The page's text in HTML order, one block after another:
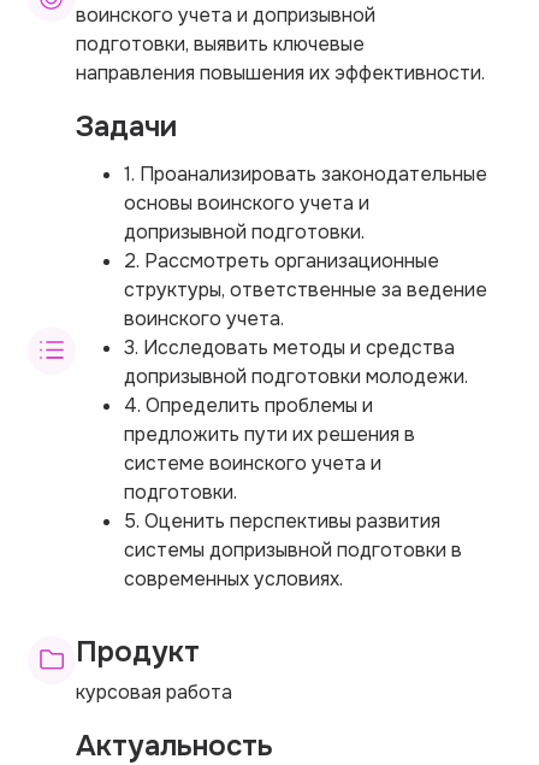
воинского учета и допризывной
подготовки, выявить ключевые
направления повышения их эффективности.
Задачи
1. Проанализировать законодательные
основы воинского учета и
допризывной подготовки.
2. Рассмотреть организационные
структуры, ответственные за ведение
воинского учета.
3. Исследовать методы и средства
допризывной подготовки молодежи.
4. Определить проблемы и
предложить пути их решения в
системе воинского учета и
подготовки.
5. Оценить перспективы развития
системы допризывной подготовки в
современных условиях.
Продукт
курсовая работа
Актуальность